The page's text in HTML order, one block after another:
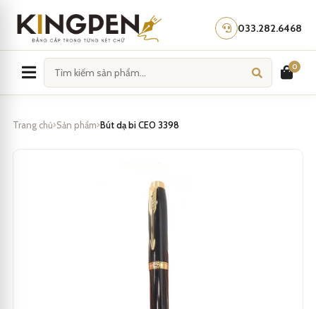
content
033.282.6468
0
Trang chủ Sản phẩm Bút dạ bi CEO 3398